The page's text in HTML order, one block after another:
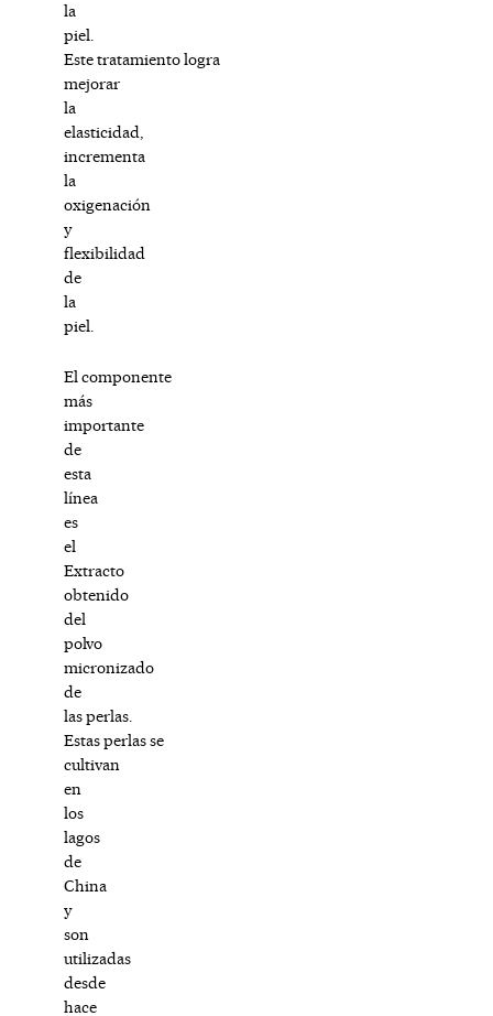
la
piel.
Este tratamiento logra
mejorar
la
elasticidad,
incrementa
la
oxigenación
y
flexibilidad
de
la
piel.
El componente
más
importante
de
esta
línea
es
el
Extracto
obtenido
del
polvo
micronizado
de
las perlas.
Estas perlas se
cultivan
en
los
lagos
de
China
y
son
utilizadas
desde
hace